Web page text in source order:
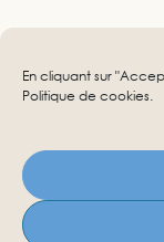
En cliquant sur
Politique de cookies.
Mentions légales
Cookies